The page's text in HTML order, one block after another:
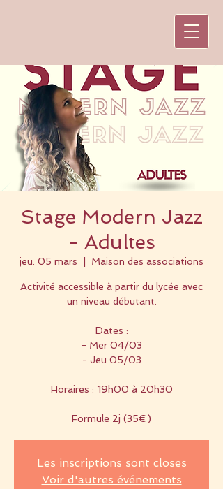
Stage Modern Jazz
- Adultes
jeu. 05 mars Maison des associations
Activité accessible à partir du lycée avec
un niveau débutant.
Dates :
- Mer 04/03
- Jeu 05/03
Horaires : 19h00 à 20h30
Formule 2j (35€)
Les inscriptions sont closes
Voir d'autres événements